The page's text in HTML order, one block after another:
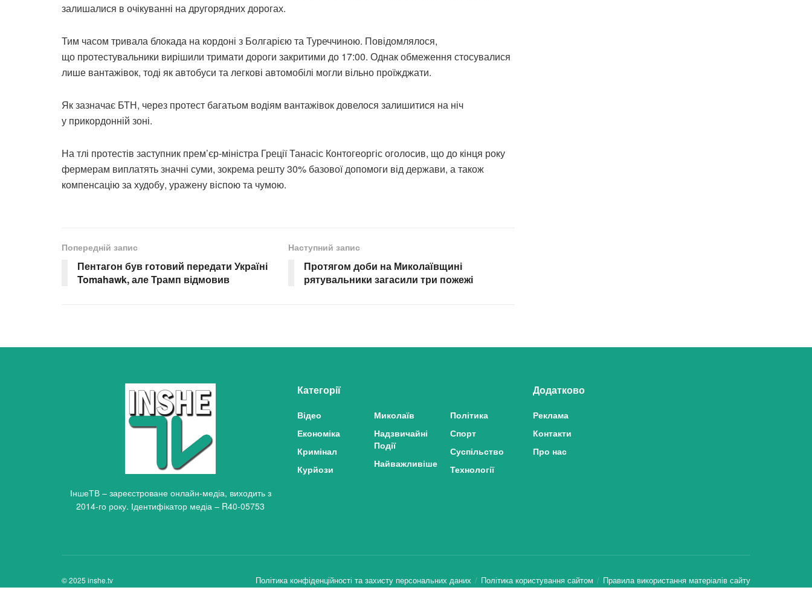
залишалися в очікуванні на другорядних дорогах.
Тим часом тривала блокада на кордоні з Болгарією та Туреччиною. Повідомлялося,
що протестувальники вирішили тримати дороги закритими до 17:00. Однак обмеження стосувалися
лише вантажівок, тоді як автобуси та легкові автомобілі могли вільно проїжджати.
Як зазначає БТН, через протест багатьом водіям вантажівок довелося залишитися на ніч
у прикордонній зоні.
На тлі протестів заступник прем’єр-міністра Греції Танасіс Контогеоргіс оголосив, що до кінця року
фермерам виплатять значні суми, зокрема решту 30% базової допомоги від держави, а також
компенсацію за худобу, уражену віспою та чумою.
Попередній запис
Пентагон був готовий передати Україні
Tomahawk, але Трамп відмовив
Наступний запис
Протягом доби на Миколаївщині
рятувальники загасили три пожежі
ІншеТВ – зареєстроване онлайн-медіа, виходить з
2014-го року. Ідентифікатор медіа – R40-05753
Категорії
Відео
Економіка
Кримінал
Курйози
Миколаїв
Надзвичайні
Події
Найважливіше
Політика
Спорт
Суспільство
Технології
Додатково
Реклама
Контакти
Про нас
Політика конфіденційності та захисту персональних даних Політика користування сайтом Правила використання матеріалів сайту
© 2025 inshe.tv